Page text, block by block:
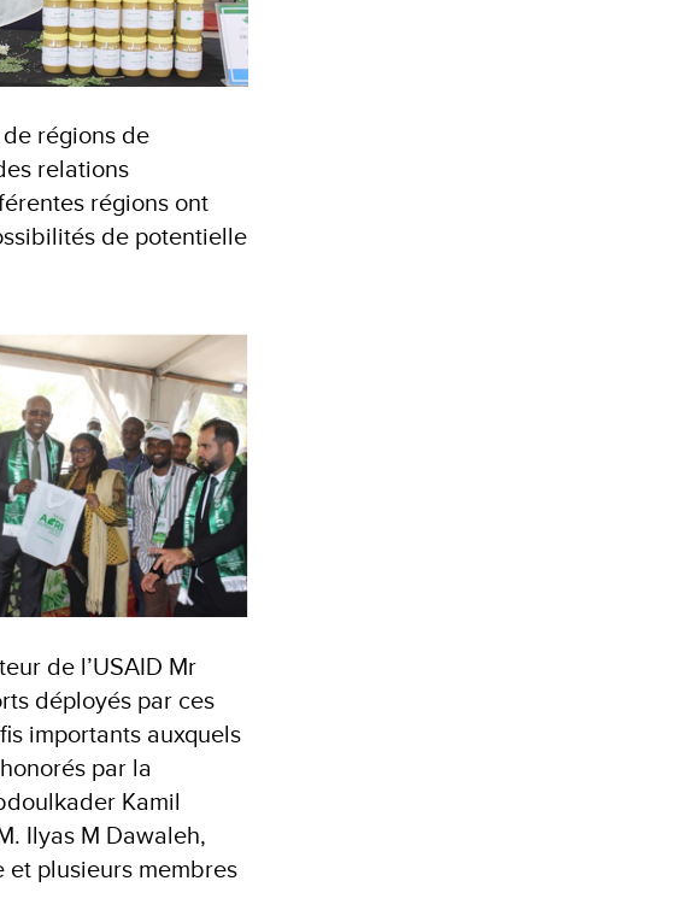
régions de
relations
régions ont
de potentielle
de l’USAID Mr
déployés par ces
importants auxquels
par la
Kamil
Ilyas M Dawaleh,
et plusieurs membres